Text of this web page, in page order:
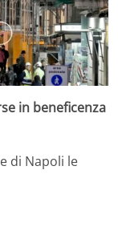
in beneficenza
di Napoli le